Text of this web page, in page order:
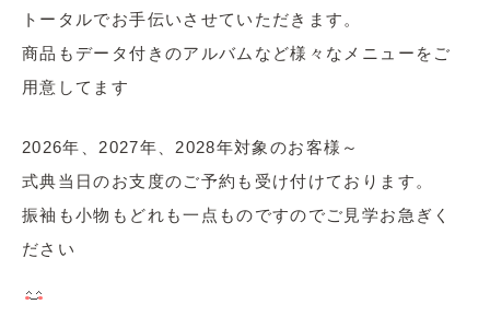
トータルでお手伝いさせていただきます。
商品もデータ付きのアルバムなど様々なメニューをご
用意してます
2026年、2027年、2028年対象のお客様～
式典当日のお支度のご予約も受け付けております。
振袖も小物もどれも一点ものですのでご見学お急ぎく
ださい